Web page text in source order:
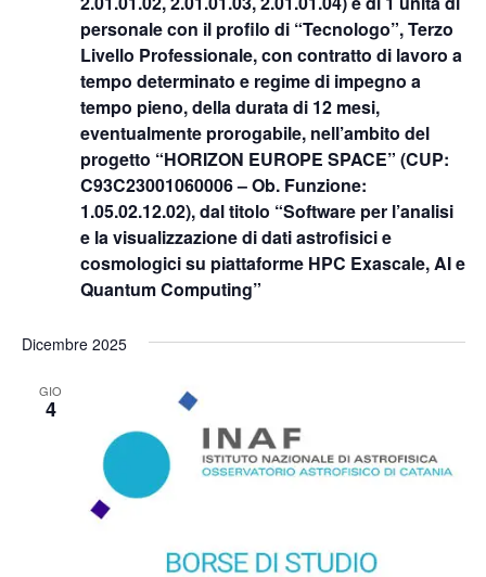
personale con il profilo di “Tecnologo”, Terzo
Livello Professionale, con contratto di lavoro a
tempo determinato e regime di impegno a
tempo pieno, della durata di 12 mesi,
eventualmente prorogabile, nell’ambito del
progetto “HORIZON EUROPE SPACE” (CUP:
C93C23001060006 – Ob. Funzione:
1.05.02.12.02), dal titolo “Software per l’analisi
e la visualizzazione di dati astrofisici e
cosmologici su piattaforme HPC Exascale, AI e
Quantum Computing”
Dicembre 2025
GIO
4